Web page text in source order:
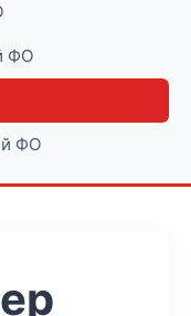
ФО
ФО